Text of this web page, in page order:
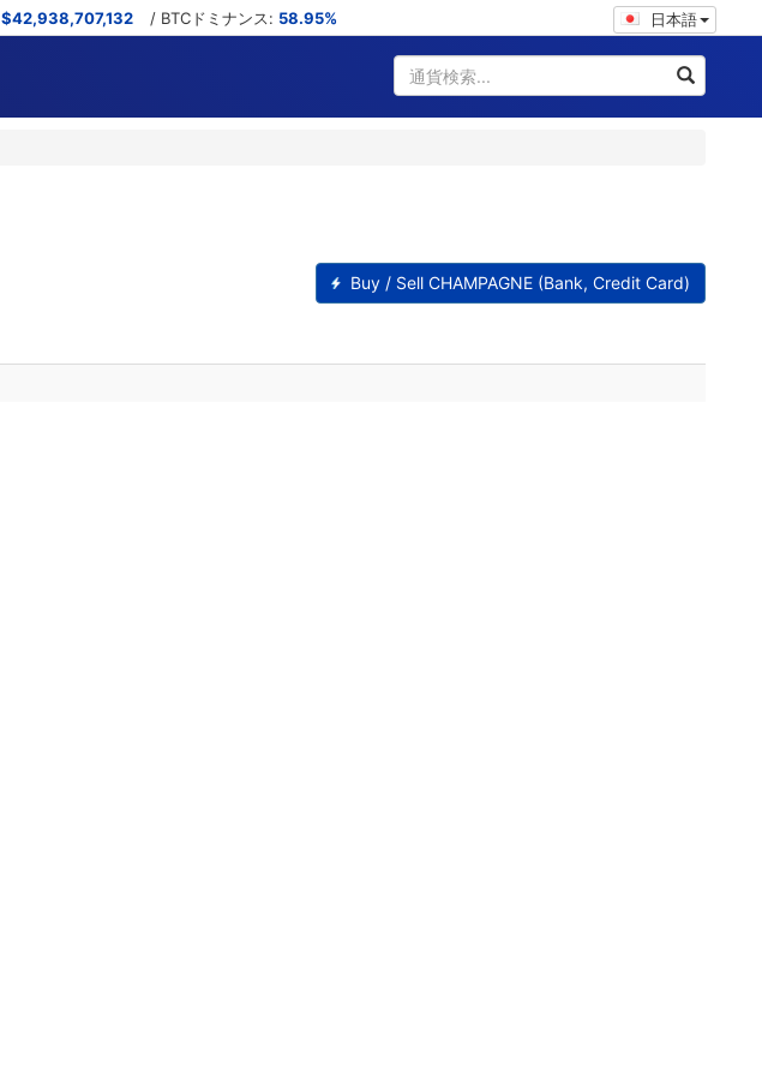
$42,938,707,132 / BTCドミナンス: 58.95% 日本語
Buy / Sell CHAMPAGNE (Bank, Credit Card)